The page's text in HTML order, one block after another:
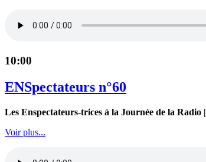
10:00
ENSpectateurs n°60
Les Enspectateurs-trices à la Journée de la Radio |
Voir plus...